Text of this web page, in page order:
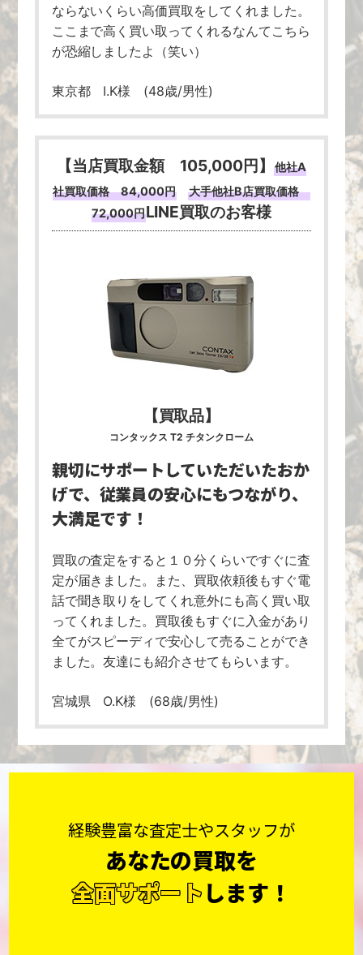
ならないくらい高価買取をしてくれました。
ここまで高く買い取ってくれるなんてこちら
が恐縮しましたよ（笑い）
東京都 I.K様 (48歳/男性)
【当店買取金額 105,000円】
他社A
社買取価格 84,000円
大手他社B店買取価格
72,000円LINE買取のお客様
【買取品】
コンタックス T2 チタンクローム
親切にサポートしていただいたおか
げで、 従業員の安心にもつながり、
大満足です！
買取の査定をすると１０分くらいですぐに査
定が届きました。また、買取依頼後もすぐ電
話で聞き取りをしてくれ意外にも高く買い取
ってくれました。買取後もすぐに入金があり
全てがスピーディで安心して売ることができ
ました。友達にも紹介させてもらいます。
宮城県 O.K様 (68歳/男性)
経験豊富な査定士やスタッフが
あなたの買取を
全面サポートします！